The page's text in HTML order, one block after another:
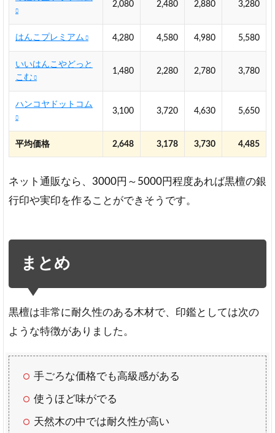
2,080 2,480 2,880 3,280
はんこプレミアム 4,280 4,580 4,980 5,580
いいはんこやどっと
こむ
1,480 2,280 2,780 3,780
ハンコヤドットコム
3,100 3,720 4,630 5,650
平均価格 2,648 3,178 3,730 4,485
ネット通販なら、3000円～5000円程度あれば黒檀の銀
行印や実印を作ることができそうです。
まとめ
黒檀は非常に耐久性のある木材で、印鑑としては次の
ような特徴がありました。
手ごろな価格でも高級感がある
使うほど味がでる
天然木の中では耐久性が高い